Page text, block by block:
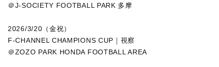
＠J-SOCIETY FOOTBALL PARK 多摩
2026/3/20（金祝）
F-CHANNEL CHAMPIONS CUP｜視察
＠ZOZO PARK HONDA FOOTBALL AREA